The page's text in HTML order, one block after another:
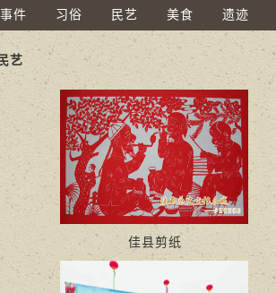
事件 习俗 民艺 美食 遗迹
民艺
佳县剪纸